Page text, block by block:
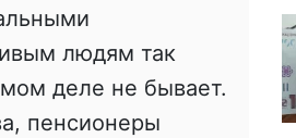
людям так
деле не бывает.
пенсионеры